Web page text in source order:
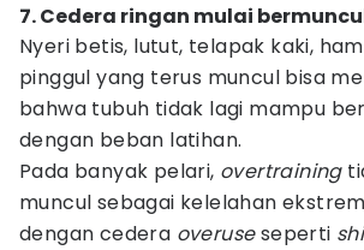
7. Cedera ringan mulai
Nyeri betis, lutut, telapak kaki,
pinggul yang terus muncul bisa
bahwa tubuh tidak lagi mampu
dengan beban latihan.
Pada banyak pelari, overtraining
muncul sebagai kelelahan
dengan cedera overuseseperti